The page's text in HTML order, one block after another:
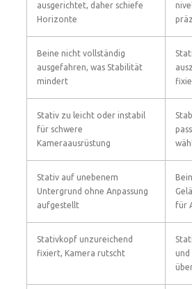
ausgerichtet, daher schiefe
Horizonte
Beine nicht vollständig
ausgefahren, was Stabilität
mindert
Stativ zu leicht oder instabil
für schwere
Kameraausrüstung
Stativ auf unebenem
Untergrund ohne Anpassung
aufgestellt
für
Stativkopf unzureichend
fixiert, Kamera rutscht
und